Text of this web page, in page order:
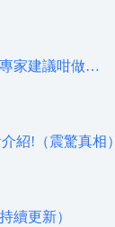
家建議咁做…
紹!（震驚真相）
續更新）